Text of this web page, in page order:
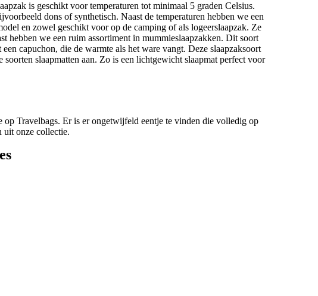
is geschikt voor temperaturen tot minimaal 5 graden Celsius.
dons of synthetisch. Naast de temperaturen hebben we een
en zowel geschikt voor op de camping of als logeerslaapzak. Ze
hebben we een ruim assortiment in mummieslaapzakken. Dit soort
capuchon, die de warmte als het ware vangt. Deze slaapzaksoort
slaapmatten aan. Zo is een lichtgewicht slaapmat perfect voor
Travelbags. Er is er ongetwijfeld eentje te vinden die volledig op
uit onze collectie.